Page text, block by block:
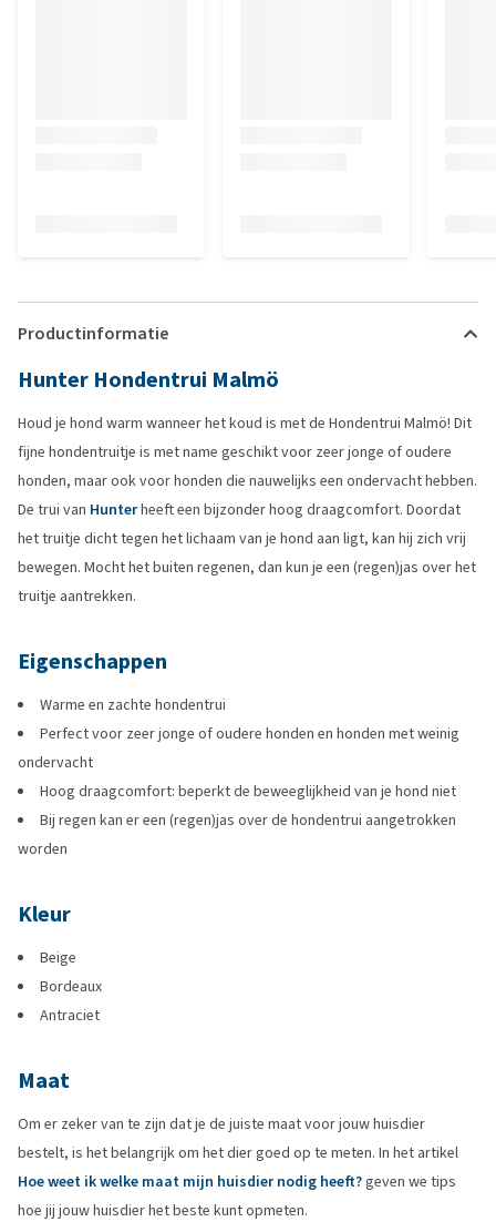
Productinformatie
Hunter Hondentrui Malmö
Houd je hond warm wanneer het koud is met de Hondentrui Malmö! Dit
fijne hondentruitje is met name geschikt voor zeer jonge of oudere
honden, maar ook voor honden die nauwelijks een ondervacht hebben.
De trui van Hunterheeft een bijzonder hoog draagcomfort. Doordat
het truitje dicht tegen het lichaam van je hond aan ligt, kan hij zich vrij
bewegen. Mocht het buiten regenen, dan kun je een (regen)jas over het
truitje aantrekken.
Eigenschappen
Warme en zachte hondentrui
Perfect voor zeer jonge of oudere honden en honden met weinig
ondervacht
Hoog draagcomfort: beperkt de beweeglijkheid van je hond niet
Bij regen kan er een (regen)jas over de hondentrui aangetrokken
worden
Kleur
Beige
Bordeaux
Antraciet
Maat
Om er zeker van te zijn dat je de juiste maat voor jouw huisdier
bestelt, is het belangrijk om het dier goed op te meten. In het artikel
Hoe weet ik welke maat mijn huisdier nodig heeft?geven we tips
hoe jij jouw huisdier het beste kunt opmeten.